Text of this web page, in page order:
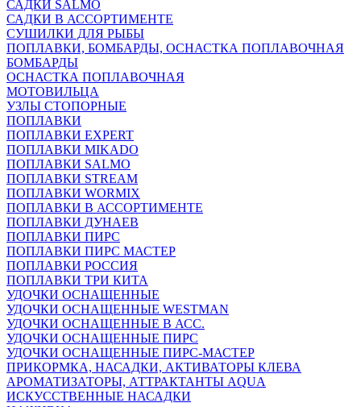
САДКИ SALMO
САДКИ В АССОРТИМЕНТЕ
СУШИЛКИ ДЛЯ РЫБЫ
ПОПЛАВКИ, БОМБАРДЫ, ОСНАСТКА ПОПЛАВОЧНАЯ
БОМБАРДЫ
ОСНАСТКА ПОПЛАВОЧНАЯ
МОТОВИЛЬЦА
УЗЛЫ СТОПОРНЫЕ
ПОПЛАВКИ
ПОПЛАВКИ EXPERT
ПОПЛАВКИ MIKADO
ПОПЛАВКИ SALMO
ПОПЛАВКИ STREAM
ПОПЛАВКИ WORMIX
ПОПЛАВКИ В АССОРТИМЕНТЕ
ПОПЛАВКИ ДУНАЕВ
ПОПЛАВКИ ПИРС
ПОПЛАВКИ ПИРС МАСТЕР
ПОПЛАВКИ РОССИЯ
ПОПЛАВКИ ТРИ КИТА
УДОЧКИ ОСНАЩЕННЫЕ
УДОЧКИ ОСНАЩЕННЫЕ WESTMAN
УДОЧКИ ОСНАЩЕННЫЕ В АСС.
УДОЧКИ ОСНАЩЕННЫЕ ПИРС
УДОЧКИ ОСНАЩЕННЫЕ ПИРС-МАСТЕР
ПРИКОРМКА, НАСАДКИ, АКТИВАТОРЫ КЛЕВА
АРОМАТИЗАТОРЫ, АТТРАКТАНТЫ AQUA
ИСКУССТВЕННЫЕ НАСАДКИ